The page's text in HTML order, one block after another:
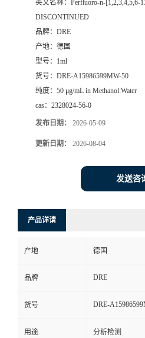
英文名称： Perfluoro-n-[1,2,3,4,5,6-
DISCONTINUED
品牌： DRE
产地： 德国
型号： 1ml
货号： DRE-A15986599MW-50
纯度： 50 μg/mL in Methanol:Water
cas： 2328024-56-0
发布日期： 2026-05-09
更新日期： 2026-08-04
发送咨
产品详请
产地 德国
品牌 DRE
货号 DRE-
用途 分析检测